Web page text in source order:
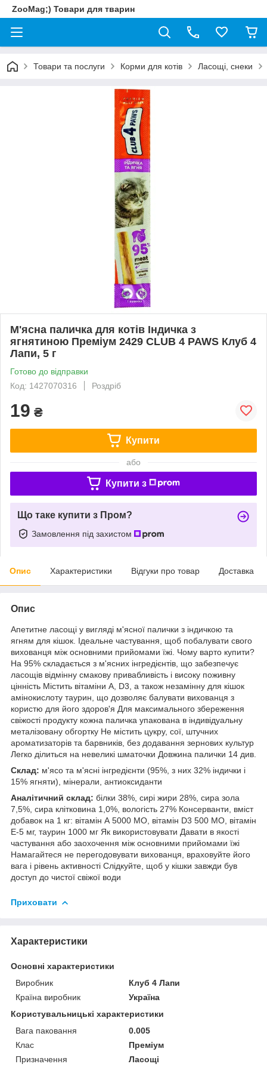
ZooMag;) Товари для тварин
Товари та послуги Корми для котів Ласощі, снеки
М'ясна паличка для котів Індичка з
ягнятиною Преміум 2429 CLUB 4 PAWS Клуб 4
Лапи, 5 г
Готово до відправки
Код: 1427070316
Роздріб
19 ₴
Купити
або
Купити з
Що таке купити з Пром?
Замовлення під захистом
Опис Характеристики Відгуки про товар Доставка
Опис
Апетитне ласощі у вигляді м'ясної палички з індичкою та
ягням для кішок. Ідеальне частування, щоб побалувати свого
вихованця між основними прийомами їжі. Чому варто купити?
На 95% складається з м'ясних інгредієнтів, що забезпечує
ласощів відмінну смакову привабливість і високу поживну
цінність Містить вітаміни А, D3, а також незамінну для кішок
амінокислоту таурин, що дозволяє балувати вихованця з
користю для його здоров'я Для максимального збереження
свіжості продукту кожна паличка упакована в індивідуальну
металізовану обгортку Не містить цукру, сої, штучних
ароматизаторів та барвників, без додавання зернових культур
Легко ділиться на невеликі шматочки Довжина палички 14 див.
Склад: м'ясо та м'ясні інгредієнти (95%, з них 32% індички і
15% ягняти), мінерали, антиоксиданти
Аналітичний склад: білки 38%, сирі жири 28%, сира зола
7,5%, сира клітковина 1,0%, вологість 27% Консерванти, вміст
добавок на 1 кг: вітамін А 5000 МО, вітамін D3 500 МО, вітамін
Е-5 мг, таурин 1000 мг Як використовувати Давати в якості
частування або заохочення між основними прийомами їжі
Намагайтеся не перегодовувати вихованця, враховуйте його
вага і рівень активності Слідкуйте, щоб у кішки завжди був
доступ до чистої свіжої води
Приховати
Характеристики
Основні характеристики
Виробник
Клуб 4 Лапи
Країна виробник
Україна
Користувальницькі характеристики
Вага паковання
0.005
Клас
Преміум
Призначення
Ласощі